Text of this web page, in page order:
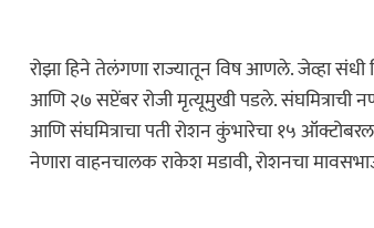
बोनेटवर
कारवाई…
रोझा हिने तेलंगणा राज्यातून विष आणले. जेव्हा
आणि २७ सप्टेंबर रोजी मृत्यूमुखी पडले. संघमित्राची
आणि संघमित्राचा पती रोशन कुंभारेचा १५
नेणारा वाहनचालक राकेश मडावी, रोशनचा